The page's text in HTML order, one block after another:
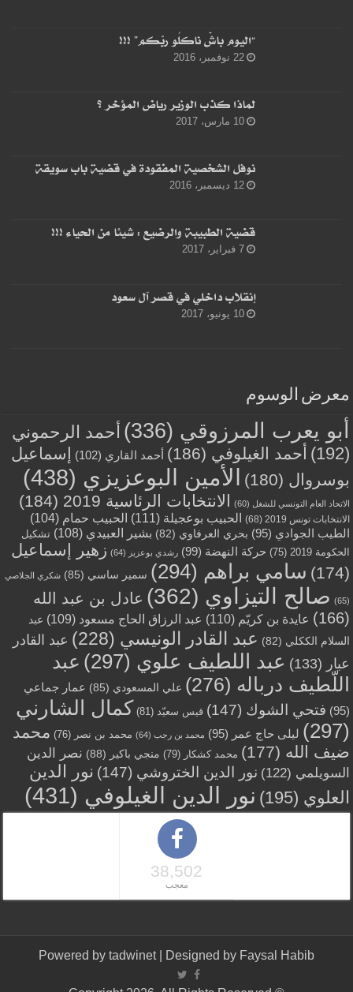
“اليوم باشْ ناكلُو ربّكم” !!!
22 نوفمبر، 2016
لماذا كذب الوزير رياض المؤخر ؟
10 مارس، 2017
نوفل الشخصية المفقودة في قضية باب سويقة
12 ديسمبر، 2016
قضية الطبيبة والرضيع : شيئا من الحياء !!!
7 فبراير، 2017
إنقلاب داخلي في قصر آل سعود
10 يونيو، 2017
معرض الوسوم
أبو يعرب المرزوقي (336)
أحمد الرحموني
(192)
أحمد الغيلوفي (186) أحمد القاري (102)
إسماعيل
بوسروال (180) الأمين البوعزيزي (438)
الاتحاد العام التونسي للشغل (60) الانتخابات الرئاسية 2019 (184)
الانتخابات تونس 2019 (68) الحبيب بوعجيلة (111) الحبيب حمام (104)
الطيب الجوادي (95) بحري العرفاوي (82) بشير العبيدي (108)
تشكيل
الحكومة 2019
(75) حركة النهضة (99) رشدي بوعزيز (64)
زهير إسماعيل
(174)
سامي براهم (294) سمير ساسي (85) شكري الجلاصي
(65) صالح التيزاوي (362)
عادل بن عبد الله
(166)
عايدة بن كريّم (110) عبد الرزاق الحاج مسعود (109)
عبد
السلام الككلي (82) عبد القادر الونيسي (228)
عبد القادر
عبار (133) عبد اللطيف علوي (297)
عبد
اللّطيف درباله (276) علي المسعودي (85)
عمار جماعي
(95)
فتحي الشوك (147) قيس سعيّد (81)
كمال الشارني
(297)
ليلى حاج عمر (95) محمد بن رجب (64) محمد بن نصر (76)
محمد
ضيف الله (177) محمد كشكار (79) منجي باكير (88)
نصر الدين
السويلمي (122) نور الدين الختروشي (147)
نور الدين
العلوي (195) نور الدين الغيلوفي (431)
38,502
معجب
Powered by tadwinet| Designed by Faysal Habib